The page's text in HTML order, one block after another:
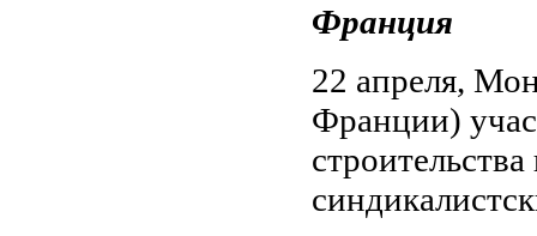
Франция
22 апреля,
Франции)